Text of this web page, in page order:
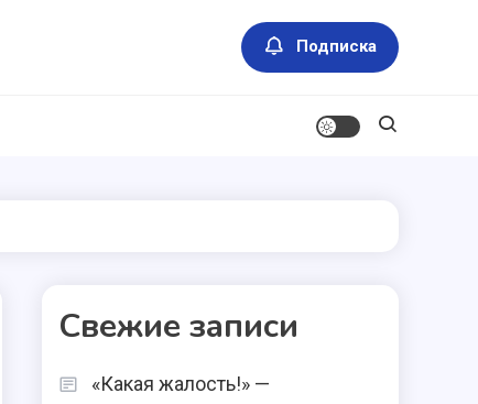
Подписка
Свежие записи
«Какая жалость!» —